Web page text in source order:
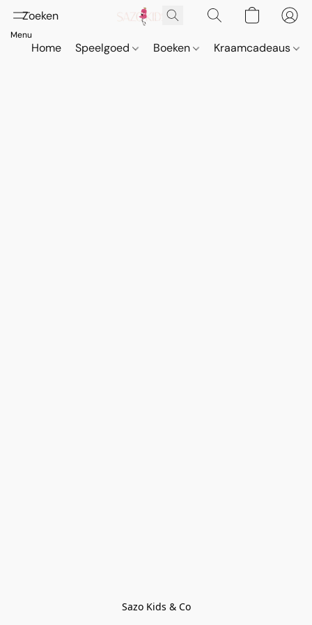
Home Speelgoed Boeken Kraamcadeaus
Sazo Kids & Co